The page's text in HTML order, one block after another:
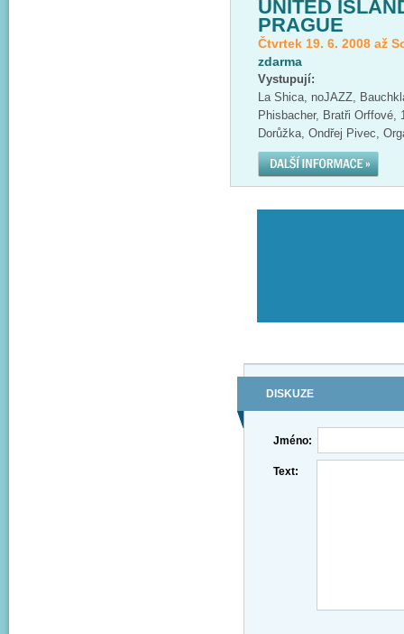
UNITED
PRAGUE
Čtvrtek 19. 6. 2008 až
zdarma
Vystupují:
La Shica, noJAZZ,
Phisbacher, Bratři Orffové,
Dorůžka, Ondřej Pivec,
DISKUZE
Jméno:
Text: